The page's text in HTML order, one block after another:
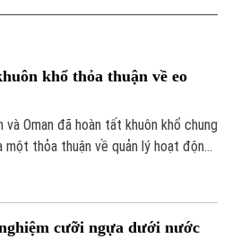
khổ thỏa thuận về eo
và Oman đã hoàn tất khuôn khổ chung
một thỏa thuận về quản lý hoạt động
cưỡi ngựa dưới nước